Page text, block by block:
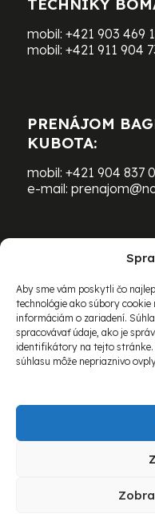
Aby sme vám poskytli čo
technológie ako súbory
informáciám o zariadení.
spracovávať údaje, ako je
identifikátory na tejto stránke.
súhlasu môže nepriaznivo
TECHNIKY
mobil: +421 903 469
mobil: +421 911 904
PRENÁJOM
KUBOTA:
mobil: +421 904 837
e-mail:
PRENÁJOM
BOMAG:
mobil:+421 903 469
e-mail: